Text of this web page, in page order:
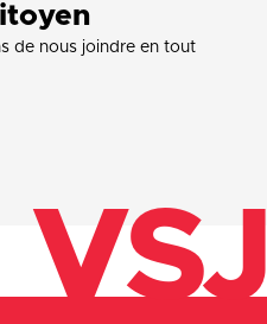
de nous joindre en tout
VSJ